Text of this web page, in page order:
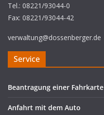
Tel.: 08221/93044-0
Fax: 08221/93044-42
verwaltung@dossenberger.de
Service
Beantragung einer Fahrkarte
Anfahrt mit dem Auto